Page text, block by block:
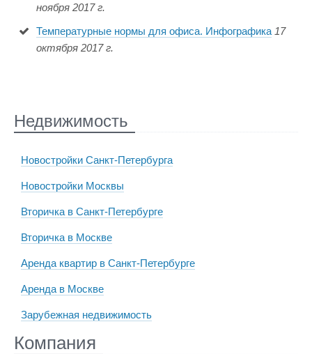
ноября 2017 г.
Температурные нормы для офиса. Инфографика 17
октября 2017 г.
Недвижимость
Новостройки Санкт-Петербурга
Новостройки Москвы
Вторичка в Санкт-Петербурге
Вторичка в Москве
Аренда квартир в Санкт-Петербурге
Аренда в Москве
Зарубежная недвижимость
Компания